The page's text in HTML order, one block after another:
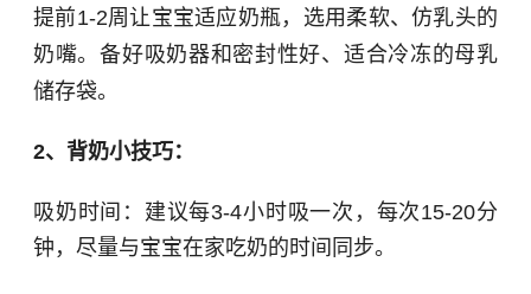
提前1-2周让宝宝适应奶瓶，选用柔软、仿乳头的
奶嘴。备好吸奶器和密封性好、适合冷冻的母乳
储存袋。
2、背奶小技巧：
吸奶时间：建议每3-4小时吸一次，每次15-20分
钟，尽量与宝宝在家吃奶的时间同步。